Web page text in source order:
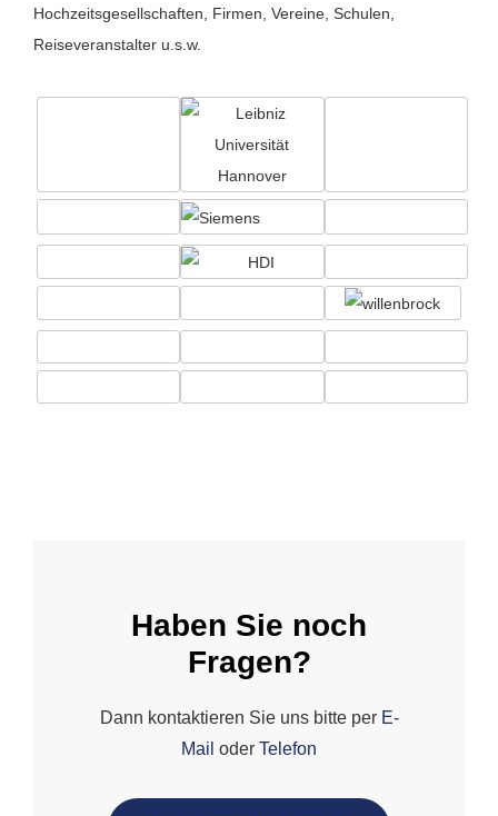
Hochzeitsgesellschaften, Firmen, Vereine, Schulen,
Reiseveranstalter u.s.w.
Haben Sie noch
Fragen?
Dann kontaktieren Sie uns bitte per E-
Mail oder Telefon